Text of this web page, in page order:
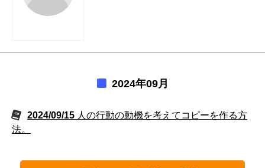
2024年09月
2024/09/15 人の行動の動機を考えてコピーを作る方
法。